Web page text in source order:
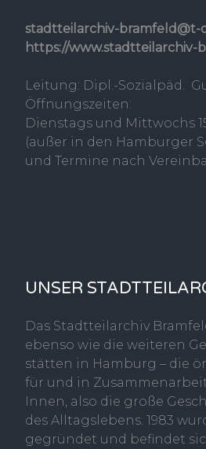
stadtteilarchiv-bramfeld@t-
https://www.stadtteilarchiv-
Leitung: Dipl.-Sozialpäd.
Öffnungszeiten:
Dienstags und Mittwochs
(außer in den Hamburger
und Termine nach
UNSER
Das Stadtteilarchiv
ebenso wie die weiteren
stätten in Hamburg – die
für und in
Innen, also die große
des Alltagslebens. 1983
gegründet und befindet